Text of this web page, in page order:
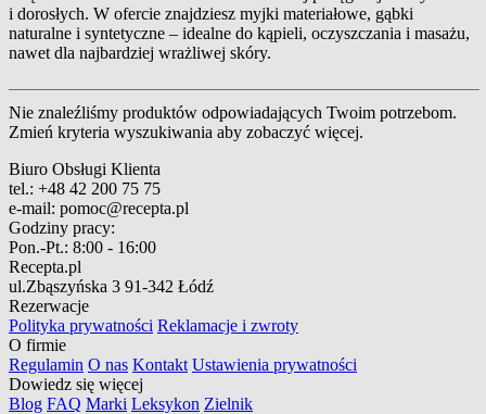
i dorosłych. W ofercie znajdziesz myjki materiałowe, gąbki
naturalne i syntetyczne – idealne do kąpieli, oczyszczania i masażu,
nawet dla najbardziej wrażliwej skóry.
Nie znaleźliśmy produktów odpowiadających Twoim potrzebom.
Zmień kryteria wyszukiwania aby zobaczyć więcej.
Biuro Obsługi Klienta
tel.: +48 42 200 75 75
e-mail: pomoc@recepta.pl
Godziny pracy:
Pon.-Pt.: 8:00 - 16:00
Recepta.pl
ul.Zbąszyńska 3 91-342 Łódź
Rezerwacje
Polityka prywatności Reklamacje i zwroty
O firmie
Regulamin O nas Kontakt Ustawienia prywatności
Dowiedz się więcej
Blog FAQ Marki Leksykon Zielnik